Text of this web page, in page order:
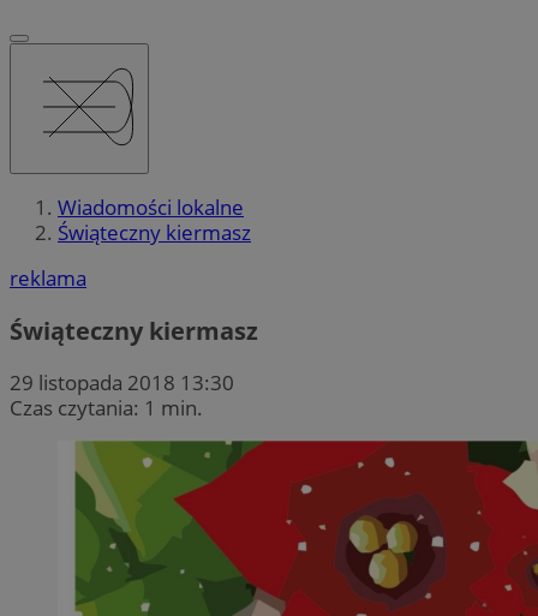
Wiadomości lokalne
Świąteczny kiermasz
reklama
Świąteczny kiermasz
29 listopada 2018 13:30
Czas czytania: 1 min.